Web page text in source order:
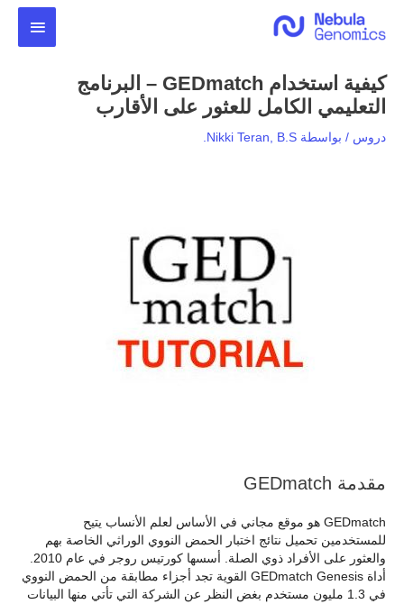
المحتوى
كيفية استخدام GEDmatch – البرنامج
التعليمي الكامل للعثور على الأقارب
دروس / بواسطة Nikki Teran, B.S.
مقدمة GEDmatch
GEDmatch هو موقع مجاني في الأساس لعلم الأنساب يتيح
للمستخدمين تحميل نتائج اختبار الحمض النووي الوراثي الخاصة بهم
أداة GEDmatch Genesis القوية تجد أجزاء مطابقة من الحمض النووي
في 1.3 مليون مستخدم بغض النظر عن الشركة التي تأتي منها البيانات